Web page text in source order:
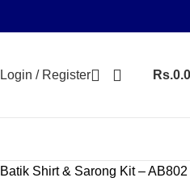
Login / Register Rs.
Shirt & Sarong Kit – AB802